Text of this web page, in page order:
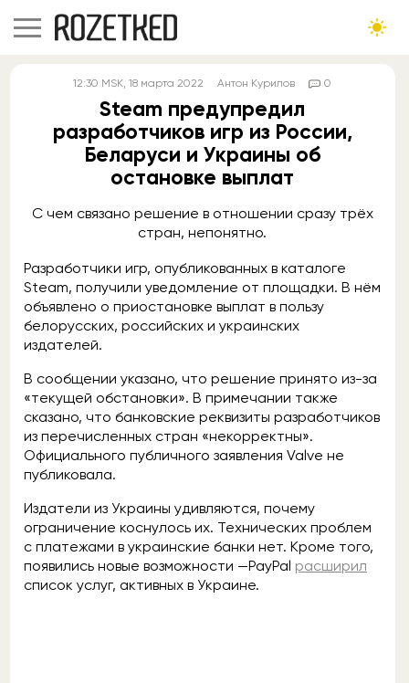
12:30 MSK, 18 марта 2022 Антон Курилов 0
Steam предупредил
разработчиков игр из России,
Беларуси и Украины об
остановке выплат
С чем связано решение в отношении сразу трёх
стран, непонятно.
Разработчики игр, опубликованных в каталоге
Steam, получили уведомление от площадки. В нём
объявлено о приостановке выплат в пользу
белорусских, российских и украинских
издателей.
В сообщении указано, что решение принято из-за
«текущей обстановки». В примечании также
сказано, что банковские реквизиты разработчиков
из перечисленных стран «некорректны».
Официального публичного заявления Valve не
публиковала.
Издатели из Украины удивляются, почему
ограничение коснулось их. Технических проблем
с платежами в украинские банки нет. Кроме того,
появились новые возможности —PayPal расширил
список услуг, активных в Украине.